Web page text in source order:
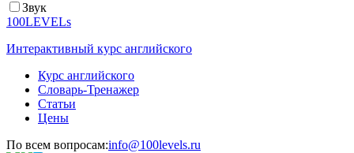
Звук
100LEVELs
Интерактивный курс английского
Курс английского
Словарь-Тренажер
Статьи
Цены
По всем вопросам:info@100levels.ru